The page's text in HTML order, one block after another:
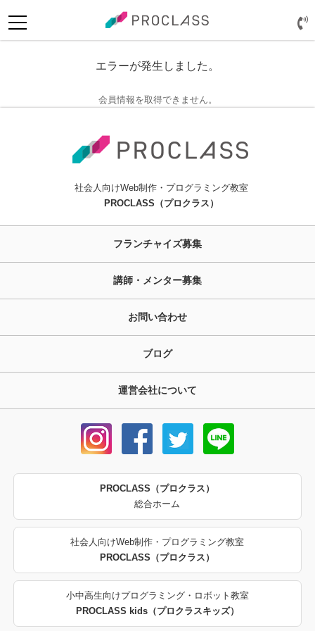
ログイン
エラーが発生しました。
会員情報を取得できません。
社会人向けWeb制作・プログラミング教室
PROCLASS（プロクラス）
フランチャイズ募集
講師・メンター募集
お問い合わせ
ブログ
運営会社について
PROCLASS（プロクラス）
総合ホーム
社会人向けWeb制作・プログラミング教室
PROCLASS（プロクラス）
小中高生向けプログラミング・ロボット教室
PROCLASS kids（プロクラスキッズ）